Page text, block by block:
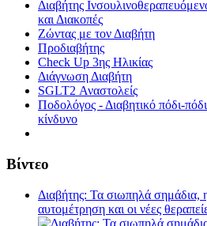
Διαβήτης
και Διακοπές
Ζώντας με τον Διαβήτη
Προδιαβήτης
Check Up 3ης Ηλικίας
Διάγνωση Διαβήτη
SGLT2 Αναστολείς
Ποδολόγος - Διαβητικό πόδι-
κίνδυνο
Βίντεο
Διαβήτης: Τα σιωπηλά σημάδια,
αυτομέτρηση και οι νέες